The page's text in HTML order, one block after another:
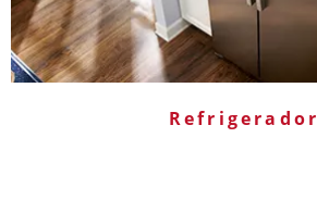
Refrigerador